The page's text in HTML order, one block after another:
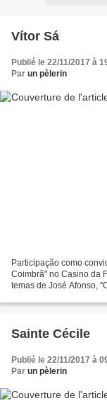
Vítor Sá
Publié le 22/11/2017 à
Par un pèlerin
Participação como
Coimbrã" no Casino da
temas de José Afonso,
Sainte Cécile
Publié le 22/11/2017 à
Par un pèlerin